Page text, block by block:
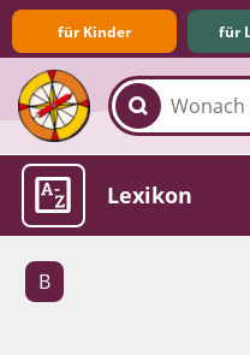
für Kinder für
Familie &
Spieletipps
Die Jüngsten
Lexikon
B